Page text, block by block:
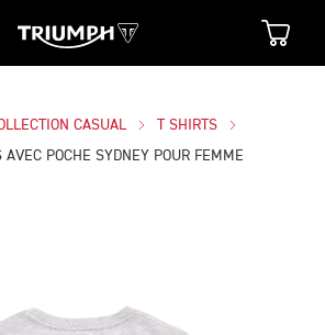
CASUAL
T SHIRTS
AVEC POCHE SYDNEY POUR FEMME